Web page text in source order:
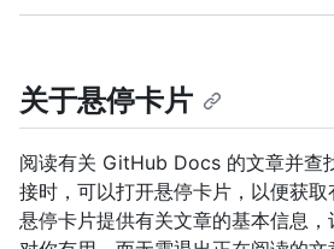
关于悬停卡片
阅读有关 GitHub Docs 的文章并查
接时，可以打开悬停卡片，以便获取
悬停卡片提供有关文章的基本信息